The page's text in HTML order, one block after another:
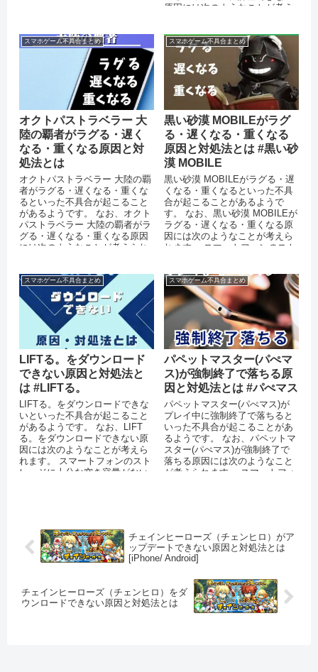
原因には次のようなことが考え
スマホゲーム不具合まとめ
オクトパストラベラー 大
陸の覇者がラグる・遅く
なる・重くなる原因と対
処法とは
オクトパストラベラー 大陸の覇
者がラグる・遅くなる・重くな
るといった不具合が起こること
があるようです。 なお、オクト
パストラベラー 大陸の覇者がラ
グる・遅くなる・重くなる原因
には次のようなことが考えられ
スマホゲーム不具合まとめ
黒い砂漠 MOBILEがラグ
る・遅くなる・重くなる
原因と対処法とは #黒い砂
漠 MOBILE
黒い砂漠 MOBILEがラグる・遅
くなる・重くなるといった不具
合が起こることがあるようで
す。 なお、黒い砂漠 MOBILEが
ラグる・遅くなる・重くなる原
因には次のようなことが考えら
れます。 スマートフォンのスト
スマホゲーム不具合まとめ
LIFTる。をダウンロード
できない原因と対処法と
は #LIFTる。
LIFTる。をダウンロードできな
いといった不具合が起こること
があるようです。 なお、LIFT
る。をダウンロードできない原
因には次のようなことが考えら
れます。 スマートフォンのスト
レージに十分な空き容量がない
スマホゲーム不具合まとめ
パペットマスター(パぺマ
ス)が強制終了で落ちる原
因と対処法とは #パぺマス
パペットマスター(パぺマス)が
プレイ中に強制終了で落ちると
いった不具合が起こることがあ
るようです。 なお、パペットマ
スター(パぺマス)が強制終了で
落ちる原因には次のようなこと
が考えられます。 スマートフォ
チェインヒーローズ（チェンヒロ）がア
ップデートできない原因と対処法とは
[iPhone/ Android]
チェインヒーローズ（チェンヒロ）をダ
ウンロードできない原因と対処法とは